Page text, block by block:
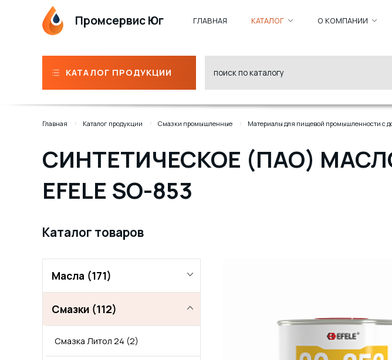
Промсервис Юг ГЛАВНАЯ КАТАЛОГ О КОМПАНИИ
КАТАЛОГ ПРОДУКЦИИ
Главная Каталог продукции Смазки промышленные Материалы для пищевой промышленности с
СИНТЕТИЧЕСКОЕ (ПАО)
EFELE SO-853
Каталог товаров
Масла (171)
Масло теплоноситель АМТ-300
Смазки (112)
Смазка Литол 24 (2)